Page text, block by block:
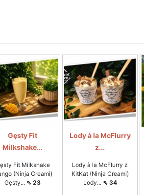
Gęsty Fit
Milkshake...
Fit Milkshake
(Ninja Creami)
Gęsty... ⇖ 23
Lody à la McFlurry
z...
Lody à la McFlurry z
KitKat (Ninja Creami)
Lody... ⇖ 34